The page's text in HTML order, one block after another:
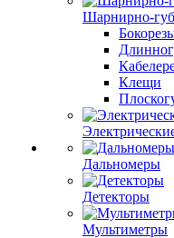
Шарнирно-
Клещи
Дальномеры
Детекторы
Мультиметры